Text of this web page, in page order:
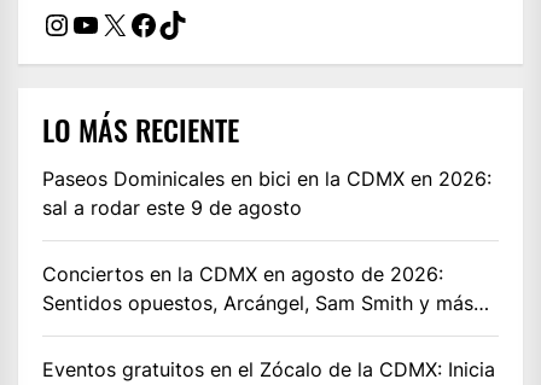
Instagram
YouTube
X Facebook
TikTok
LO MÁS RECIENTE
Paseos Dominicales en bici en la CDMX en 2026:
sal a rodar este 9 de agosto
Conciertos en la CDMX en agosto de 2026:
Sentidos opuestos, Arcángel, Sam Smith y más…
Eventos gratuitos en el Zócalo de la CDMX: Inicia